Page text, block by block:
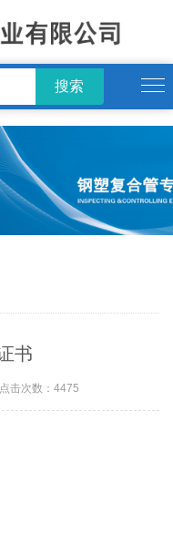
书
击次数：4475